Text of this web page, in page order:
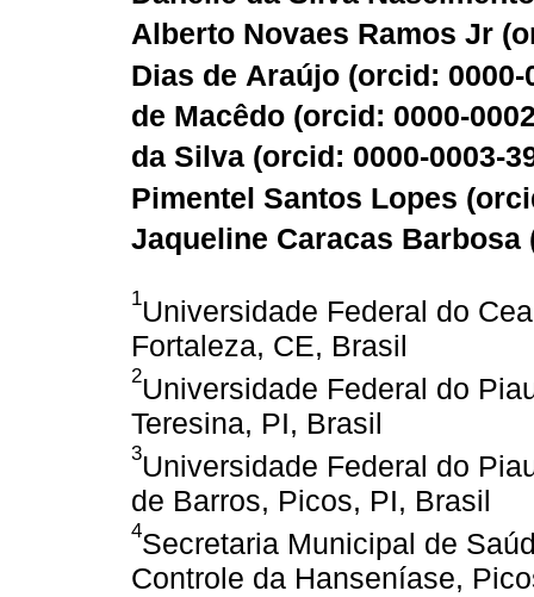
Alberto Novaes Ramos Jr (
Dias de Araújo (orcid: 0000-
de Macêdo (orcid: 0000-
da Silva (orcid: 0000-0003-
Pimentel Santos Lopes (
Jaqueline Caracas Barbosa
1Universidade Federal do
Fortaleza, CE, Brasil
2Universidade Federal do
Teresina, PI, Brasil
3Universidade Federal do
de Barros, Picos, PI, Brasil
4Secretaria Municipal de
Controle da Hanseníase,